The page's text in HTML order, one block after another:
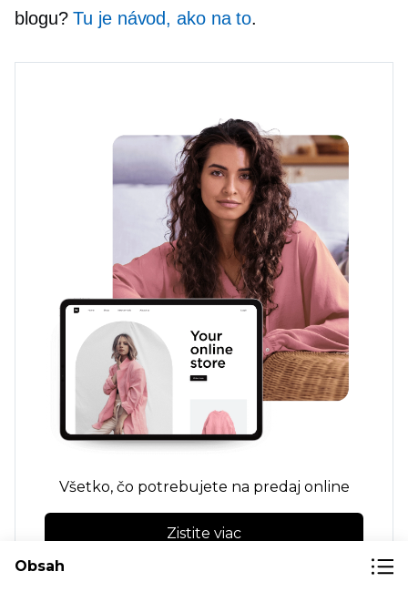
blogu?Tu je návod, ako na to.
Všetko, čo potrebujete na predaj online
Zistite viac
Obsah